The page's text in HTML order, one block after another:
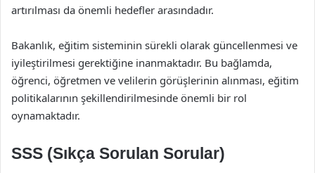
artırılması da önemli hedefler arasındadır.
Bakanlık, eğitim sisteminin sürekli olarak güncellenmesi ve
iyileştirilmesi gerektiğine inanmaktadır. Bu bağlamda,
öğrenci, öğretmen ve velilerin görüşlerinin alınması, eğitim
politikalarının şekillendirilmesinde önemli bir rol
oynamaktadır.
SSS (Sıkça Sorulan Sorular)